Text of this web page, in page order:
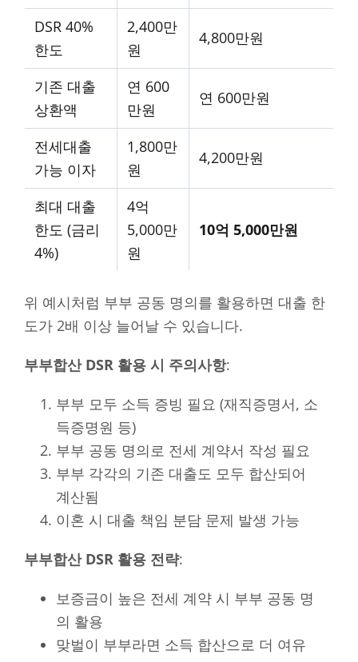
DSR 40%
한도
2,400만
원
4,800만원
기존 대출
상환액
연 600
만원
연 600만원
전세대출
가능 이자
1,800만
원
4,200만원
최대 대출
한도 (금리
4%)
4억
5,000만
원
10억 5,000만원
위 예시처럼 부부 공동 명의를 활용하면 대출 한
도가 2배 이상 늘어날 수 있습니다.
부부합산 DSR 활용 시 주의사항:
부부 모두 소득 증빙 필요 (재직증명서, 소
득증명원 등)
부부 공동 명의로 전세 계약서 작성 필요
부부 각각의 기존 대출도 모두 합산되어
계산됨
이혼 시 대출 책임 분담 문제 발생 가능
부부합산 DSR 활용 전략:
보증금이 높은 전세 계약 시 부부 공동 명
의 활용
맞벌이 부부라면 소득 합산으로 더 여유